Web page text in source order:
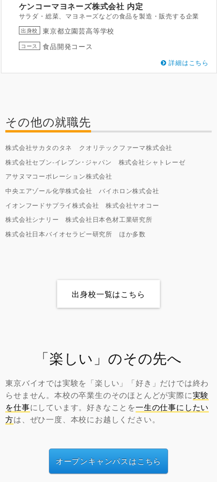
ケンコーマヨネーズ株式会社 内定
サラダ・総菜、マヨネーズなどの食品を製造・販売する企業
出身校 東京都立園芸高等学校
コース 食品開発コース
詳細はこちら
その他の就職先
株式会社サカタのタネ
クオリテックファーマ株式会社
株式会社セブン-イレブン･ジャパン
株式会社シャトレーゼ
アサヌマコーポレーション株式会社
中央エアゾール化学株式会社
バイホロン株式会社
イオンフードサプライ株式会社
株式会社ヤオコー
株式会社シナリー
株式会社日本色材工業研究所
株式会社日本バイオセラピー研究所
ほか多数
出身校一覧はこちら
「楽しい」のその先へ
東京バイオでは実験を「楽しい」「好き」だけでは終わ
らせません。本校の卒業生のそのほとんどが実際に実験
を仕事にしています。好きなことを一生の仕事にしたい
方は、ぜひ一度、本校にお越しください。
オープンキャンパスはこちら